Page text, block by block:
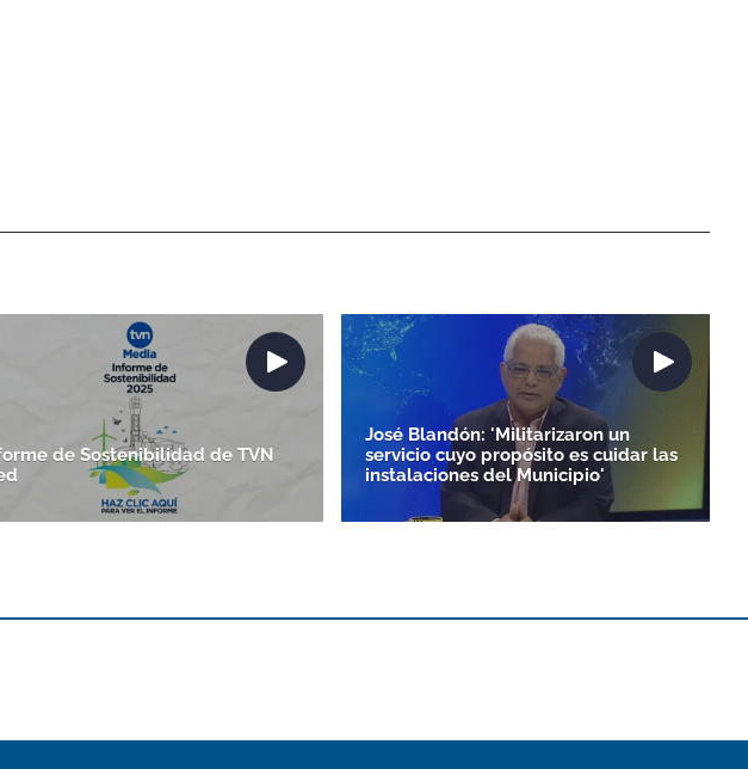
de Sostenibilidad de TVN
José Blandón: 'Militarizaron un
servicio cuyo propósito es cuidar las
instalaciones del Municipio'